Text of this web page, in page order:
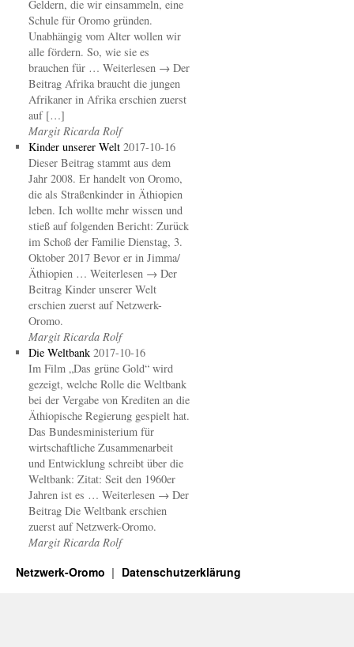
Geldern, die wir einsammeln, eine
Schule für Oromo gründen.
Unabhängig vom Alter wollen wir
alle fördern. So, wie sie es
brauchen für … Weiterlesen → Der
Beitrag Afrika braucht die jungen
Afrikaner in Afrika erschien zuerst
auf […]
Margit Ricarda Rolf
Kinder unserer Welt 2017-10-16
Dieser Beitrag stammt aus dem
Jahr 2008. Er handelt von Oromo,
die als Straßenkinder in Äthiopien
leben. Ich wollte mehr wissen und
stieß auf folgenden Bericht: Zurück
im Schoß der Familie Dienstag, 3.
Oktober 2017 Bevor er in Jimma/
Äthiopien … Weiterlesen → Der
Beitrag Kinder unserer Welt
erschien zuerst auf Netzwerk-
Oromo.
Margit Ricarda Rolf
Die Weltbank 2017-10-16
Im Film „Das grüne Gold“ wird
gezeigt, welche Rolle die Weltbank
bei der Vergabe von Krediten an die
Äthiopische Regierung gespielt hat.
Das Bundesministerium für
wirtschaftliche Zusammenarbeit
und Entwicklung schreibt über die
Weltbank: Zitat: Seit den 1960er
Jahren ist es … Weiterlesen → Der
Beitrag Die Weltbank erschien
zuerst auf Netzwerk-Oromo.
Margit Ricarda Rolf
Netzwerk-Oromo Datenschutzerklärung